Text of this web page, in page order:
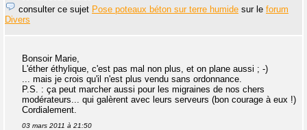
consulter ce sujet Pose poteaux béton sur terre humide sur le forum
Divers
Bonsoir Marie,
L'éther éthylique, c'est pas mal non plus, et on plane aussi ; -)
... mais je crois qu'il n'est plus vendu sans ordonnance.
P.S. : ça peut marcher aussi pour les migraines de nos chers
modérateurs... qui galèrent avec leurs serveurs (bon courage à eux !)
Cordialement.
03 mars 2011 à 21:50